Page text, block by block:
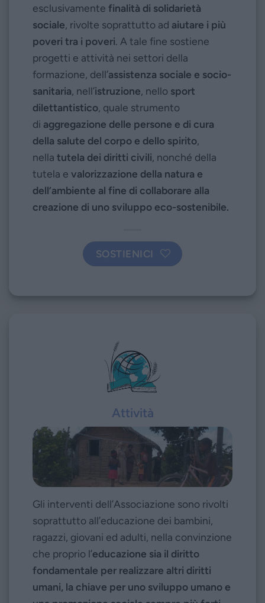
esclusivamente finalità di solidarietà
sociale, rivolte soprattutto ad aiutare i più
poveri tra i poveri. A tale fine sostiene
progetti e attività nei settori della
formazione, dell’assistenza sociale e socio-
sanitaria, nell’istruzione, nello sport
dilettantistico, quale strumento
di aggregazione delle persone e di cura
della salute del corpo e dello spirito,
nella tutela dei diritti civili, nonché della
tutela e valorizzazione della natura e
dell’ambiente al fine di collaborare alla
creazione di uno sviluppo eco-sostenibile.
SOSTIENICI
Attività
Gli interventi dell’Associazione sono rivolti
soprattutto all’educazione dei bambini,
ragazzi, giovani ed adulti, nella convinzione
che proprio l’educazione sia il diritto
fondamentale per realizzare altri diritti
umani, la chiave per uno sviluppo umano e